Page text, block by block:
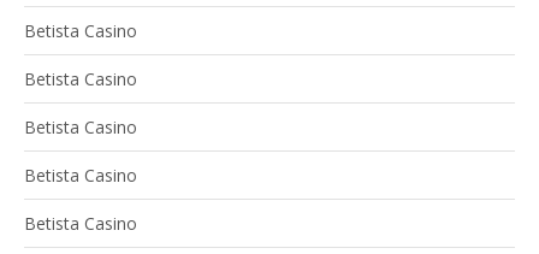
Betista Casino
Betista Casino
Betista Casino
Betista Casino
Betista Casino